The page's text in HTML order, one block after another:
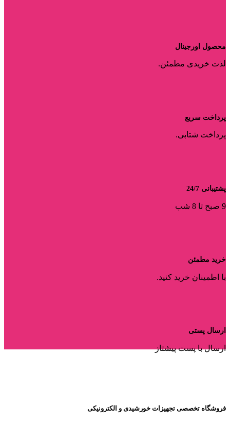
محصول اورجینال
لذت خریدی مطمئن.
پرداخت سریع
پرداخت شتابی.
پشتیبانی 24/7
9 صبح تا 8 شب
خرید مطمئن
با اطمینان خرید کنید.
ارسال پستی
ارسال با پست پیشتاز
فروشگاه تخصصی تجهیزات خورشیدی و الکترونیکی